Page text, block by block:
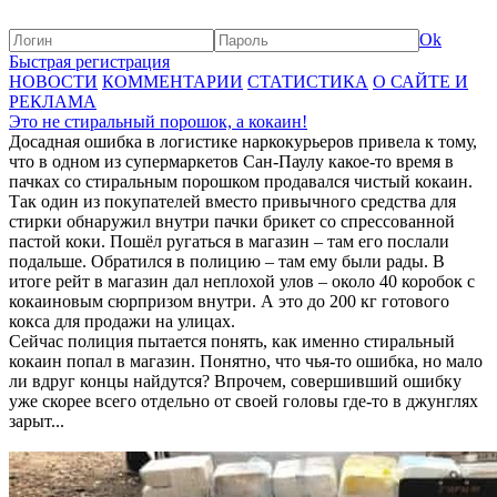
Ok
Быстрая регистрация
НОВОСТИ КОММЕНТАРИИ СТАТИСТИКА О САЙТЕ И
РЕКЛАМА
Это не стиральный порошок, а кокаин!
Досадная ошибка в логистике наркокурьеров привела к тому,
что в одном из супермаркетов Сан-Паулу какое-то время в
пачках со стиральным порошком продавался чистый кокаин.
Так один из покупателей вместо привычного средства для
стирки обнаружил внутри пачки брикет со спрессованной
пастой коки. Пошёл ругаться в магазин – там его послали
подальше. Обратился в полицию – там ему были рады. В
итоге рейт в магазин дал неплохой улов – около 40 коробок с
кокаиновым сюрпризом внутри. А это до 200 кг готового
кокса для продажи на улицах.
Сейчас полиция пытается понять, как именно стиральный
кокаин попал в магазин. Понятно, что чья-то ошибка, но мало
ли вдруг концы найдутся? Впрочем, совершивший ошибку
уже скорее всего отдельно от своей головы где-то в джунглях
зарыт...